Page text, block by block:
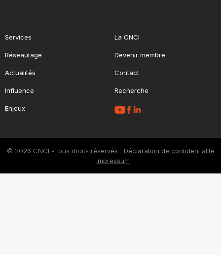
Services
Réseautage
Actualités
Influence
Enjeux
La CNCI
Devenir membre
Contact
Recherche
© 2026 CNCI - tous droits réservés Déclaration de confidentialité
Impressum